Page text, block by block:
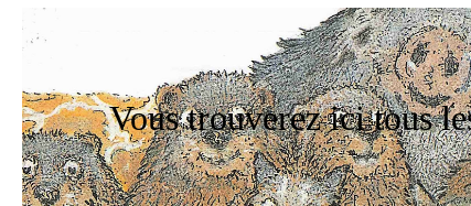
Vous trouverez ici tous